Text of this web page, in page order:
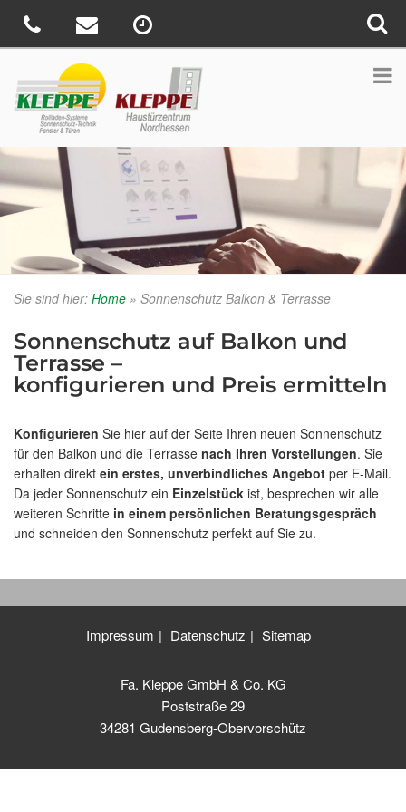
Sie sind hier: Home » Sonnenschutz Balkon & Terrasse
Sonnenschutz auf Balkon und
Terrasse –
konfigurieren und Preis ermitteln
Konfigurieren Sie hier auf der Seite Ihren neuen Sonnenschutz
für den Balkon und die Terrasse nach Ihren Vorstellungen. Sie
erhalten direkt ein erstes, unverbindliches Angebot per E-Mail.
Da jeder Sonnenschutz ein Einzelstück ist, besprechen wir alle
weiteren Schritte in einem persönlichen Beratungsgespräch
und schneiden den Sonnenschutz perfekt auf Sie zu.
Impressum Datenschutz Sitemap
Fa. Kleppe GmbH & Co. KG
Poststraße 29
34281 Gudensberg-Obervorschütz